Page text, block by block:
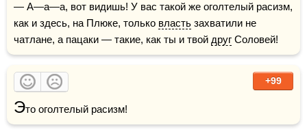
— А—а—а, вот видишь! У вас такой же оголтелый расизм,
как и здесь, на Плюке, только власть захватили не
чатлане, а пацаки — такие, как ты и твой друг Соловей!
+99
Это оголтелый расизм!